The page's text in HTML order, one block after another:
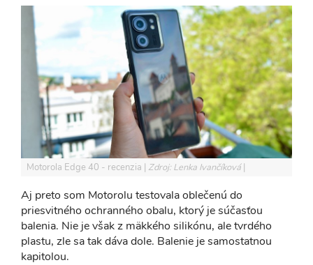
Motorola Edge 40 - recenzia Zdroj: Lenka Ivančíková
Aj preto som Motorolu testovala oblečenú do
priesvitného ochranného obalu, ktorý je súčasťou
balenia. Nie je však z mäkkého silikónu, ale tvrdého
plastu, zle sa tak dáva dole. Balenie je samostatnou
kapitolou.